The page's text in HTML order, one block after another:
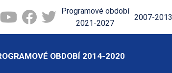
Programové období
2021-2027
2007-2013
OBDOBÍ 2014-2020